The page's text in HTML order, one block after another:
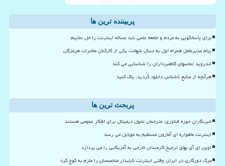
پربیننده ترین ها
برای پاسخگویی به مردم و جامعه علمی باید مساله اینترنت را حل نماییم
پیام مدیرعامل همراه اول به دنبال شهادت یکی از کارکنان مخابرات هرمزگان
اندروید تماسهای کلاهبرداران را شناسایی می کند
هرآنچه از منابع ناشناس دانلود کردید، پاک کنید
پربحث ترین ها
خبرنگاران حوزه فناوری، مترجمان تحول دیجیتال برای افکار عمومی هستند
اینترنت ماهواره ای آمازون مستقیم به موبایل می رسد
اوپن ای آی بهای ترجیح کارمندان خارجی به آمریکایی را می پردازد
مرگ دورکاری در ایران وقتی اینترنت ناپایدار متخصصان را ملزم به کوچ کرد